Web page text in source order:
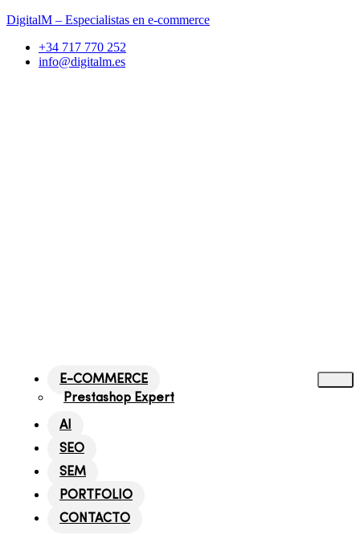
DigitalM – Especialistas en e-commerce
+34 717 770 252
info@digitalm.es
E-COMMERCE
Prestashop Expert
AI
SEO
SEM
PORTFOLIO
CONTACTO